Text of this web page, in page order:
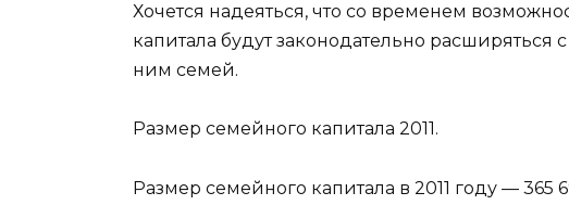
Хочется надеяться, что со временем
капитала будут законодательно
ним семей.
Размер семейного капитала 2011.
Размер семейного капитала в 2011 году — 365